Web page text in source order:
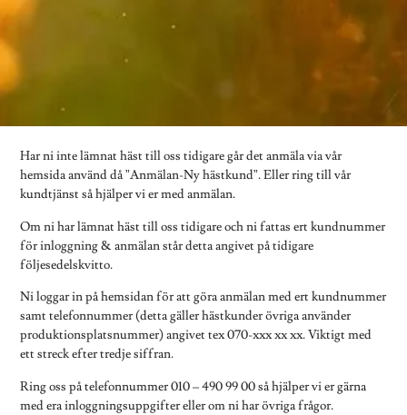
Har ni inte lämnat häst till oss tidigare går det anmäla via vår
hemsida använd då ”Anmälan-Ny hästkund”. Eller ring till vår
kundtjänst så hjälper vi er med anmälan.
Om ni har lämnat häst till oss tidigare och ni fattas ert kundnummer
för inloggning & anmälan står detta angivet på tidigare
följesedelskvitto.
Ni loggar in på hemsidan för att göra anmälan med ert kundnummer
samt telefonnummer (detta gäller hästkunder övriga använder
produktionsplatsnummer) angivet tex 070-xxx xx xx. Viktigt med
ett streck efter tredje siffran.
Ring oss på telefonnummer 010 – 490 99 00 så hjälper vi er gärna
med era inloggningsuppgifter eller om ni har övriga frågor.